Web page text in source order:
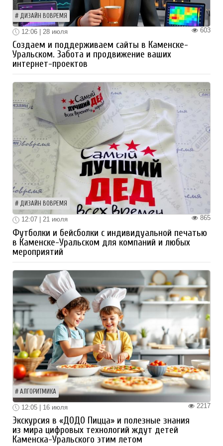
ДИЗАЙН ВОВРЕМЯ
603
12:06 | 28 июля
Создаем и поддерживаем сайты в Каменске-
Уральском. Забота и продвижение ваших
интернет-проектов
ДИЗАЙН ВОВРЕМЯ
865
12:07 | 21 июля
Футболки и бейсболки с индивидуальной печатью
в Каменске-Уральском для компаний и любых
мероприятий
АЛГОРИТМИКА
2217
12:05 | 16 июля
Экскурсия в «ДОДО Пицца» и полезные знания
из мира цифровых технологий ждут детей
Каменска-Уральского этим летом